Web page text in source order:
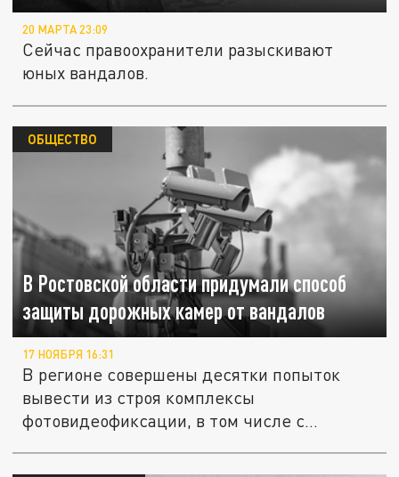
20 МАРТА 23:09
Сейчас правоохранители разыскивают
юных вандалов.
В Ростовской области придумали способ
защиты дорожных камер от вандалов
ОБЩЕСТВО
17 НОЯБРЯ 16:31
В регионе совершены десятки попыток
вывести из строя комплексы
фотовидеофиксации, в том числе с